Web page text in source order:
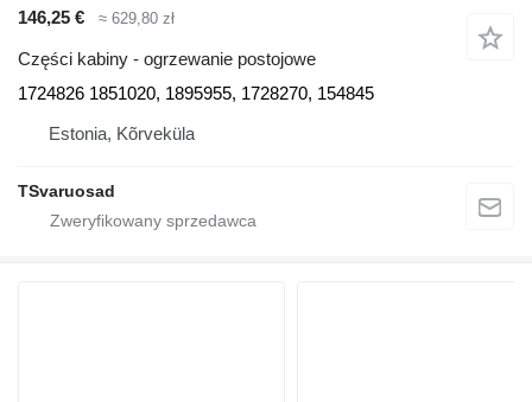
146,25 € ≈ 629,80 zł
Części kabiny - ogrzewanie postojowe
1724826 1851020, 1895955, 1728270, 154845
Estonia, Kõrveküla
TSvaruosad